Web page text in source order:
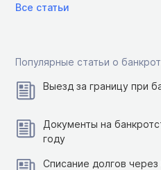
Все статьи
Популярные статьи о
Выезд за границу при
Документы на
году
Списание долгов через